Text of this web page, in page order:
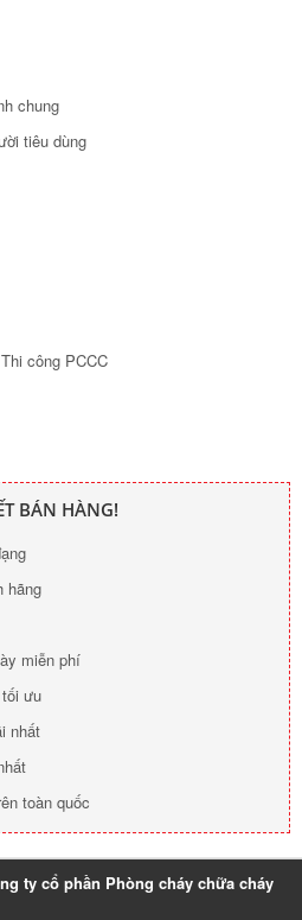
chung
tiêu dùng
công PCCC
BÁN HÀNG!
hãng
miễn phí
ưu
nhất
toàn quốc
ty cổ phần Phòng cháy chữa cháy